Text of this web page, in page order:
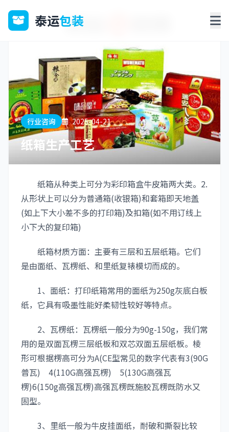
泰运包装
行业咨询 2025-04-21
纸箱生产工艺
纸箱从种类上可分为彩印箱盒牛皮箱两大类。2.
从形状上可以分为普通箱(收银箱)和套箱即天地盖
(如上下大小差不多的打印箱)及扣箱(如不用订线上
小下大的复印箱)
纸箱材质方面：主要有三层和五层纸箱。它们
是由面纸、瓦楞纸、和里纸复裱模切而成的。
1、面纸：打印纸箱常用的面纸为250g灰底白板
纸，它具有吸墨性能好柔韧性较好等特点。
2、瓦楞纸：瓦楞纸一般分为90g-150g，我们常
用的是双面瓦楞三层纸板和双芯双面五层纸板。棱
形可根据楞高可分为A(CE型常见的数字代表有3(90G
普瓦) 4(110G高强瓦楞) 5(130G高强瓦
楞)6(150g高强瓦楞)高强瓦楞既施胶瓦楞既防水又
固型。
3、里纸一般为牛皮挂面纸，耐破和撕裂比较